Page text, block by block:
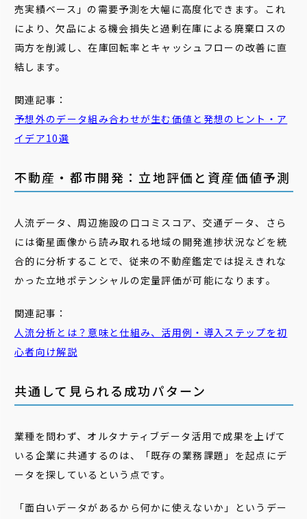
売実績ベース」の需要予測を大幅に高度化できます。これ
により、欠品による機会損失と過剰在庫による廃棄ロスの
両方を削減し、在庫回転率とキャッシュフローの改善に直
結します。
関連記事：
予想外のデータ組み合わせが生む価値と発想のヒント・ア
イデア10選
不動産・都市開発：立地評価と資産価値予測
人流データ、周辺施設の口コミスコア、交通データ、さら
には衛星画像から読み取れる地域の開発進捗状況などを統
合的に分析することで、従来の不動産鑑定では捉えきれな
かった立地ポテンシャルの定量評価が可能になります。
関連記事：
人流分析とは？意味と仕組み、活用例・導入ステップを初
心者向け解説
共通して見られる成功パターン
業種を問わず、オルタナティブデータ活用で成果を上げて
いる企業に共通するのは、「既存の業務課題」を起点にデ
ータを探しているという点です。
「面白いデータがあるから何かに使えないか」というデー